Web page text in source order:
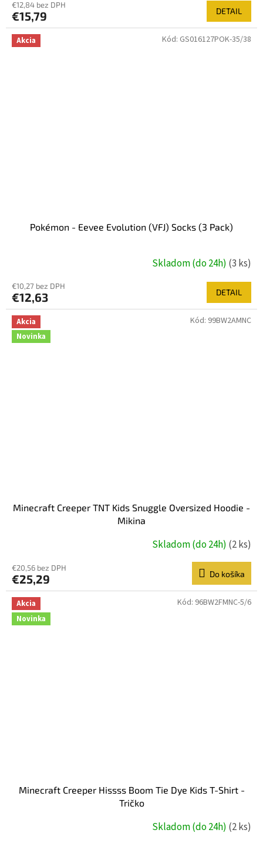
€12,84 bez DPH
€15,79 DETAIL
Akcia
Pokémon - Eevee Evolution (VFJ) Socks (3 Pack)
Skladom (do 24h) (3 ks)
€10,27 bez DPH
€12,63 DETAIL
Kód: GS016127POK-35/38
Akcia
Novinka
Minecraft Creeper TNT Kids Snuggle Oversized Hoodie -
Mikina
Skladom (do 24h) (2 ks)
€20,56 bez DPH
€25,29 Do košíka
Kód: 99BW2AMNC
Akcia
Novinka
Minecraft Creeper Hissss Boom Tie Dye Kids T-Shirt -
Tričko
Skladom (do 24h) (2 ks)
Kód: 96BW2FMNC-5/6